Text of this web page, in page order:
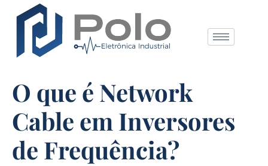
O que é Network
Cable em Inversores
de Frequência?